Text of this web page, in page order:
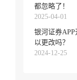
都忽略了！
2025-04-01
银河证券APP
以更改吗？
2024-12-25